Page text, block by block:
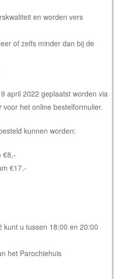
en worden vers
of zelfs minder dan bij de
april 2022 geplaatst worden via
voor het online bestelformulier.
kunnen worden:
€8,-
€17.-
u tussen 18:00 en 20:00
het Parochiehuis